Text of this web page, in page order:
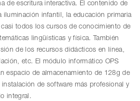
de escritura interactiva. El contenido de
iluminación infantil, la educación primaria
casi todos los cursos de conocimiento de
lingüísticas y física. También
de los recursos didácticos en línea,
etc. El módulo informático OPS
espacio de almacenamiento de 128g de
de software más profesional y
integral.